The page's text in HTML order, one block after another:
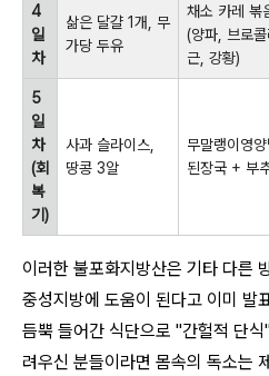
4
일
차
삶은 달걀 1개, 무
가당 두유
채소 카레 볶
(양파, 브로
근, 강황)
5
일
차
(회
복
기)
사과 슬라이스,
땅콩 3알
무말랭이영
된장국 + 부
이러한 불포화지방산은 기타 다른
중성지방에 도움이 된다고 이미 발
듬뿍 들어간 식단으로 "간헐적 단
려우신 분들이라면 몸속의 독소는